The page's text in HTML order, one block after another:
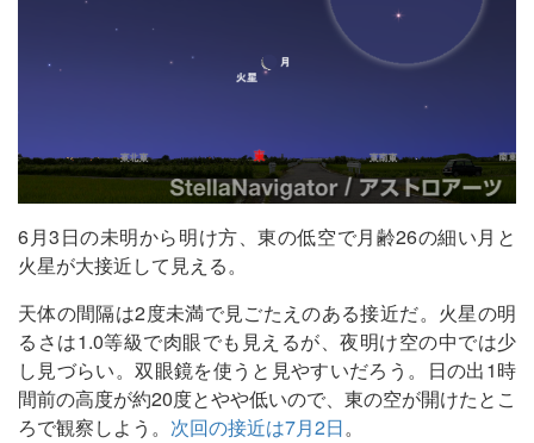
6月3日の未明から明け方、東の低空で月齢26の細い月と
火星が大接近して見える。
天体の間隔は2度未満で見ごたえのある接近だ。火星の明
るさは1.0等級で肉眼でも見えるが、夜明け空の中では少
し見づらい。双眼鏡を使うと見やすいだろう。日の出1時
間前の高度が約20度とやや低いので、東の空が開けたとこ
ろで観察しよう。 次回の接近は7月2日。